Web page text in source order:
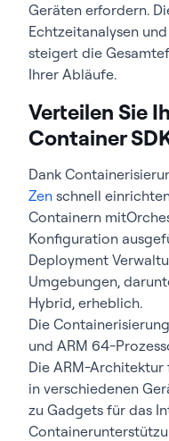
Geräten erfordern.
Echtzeitanalysen
steigert die
Ihrer Abläufe.
Verteilen Sie
Container
Dank
Zen schnell
Containern
Konfiguration
Deployment
Umgebungen,
Hybrid, erheblich.
Die
und ARM 64-
Die ARM-
in verschiedenen
zu Gadgets für das